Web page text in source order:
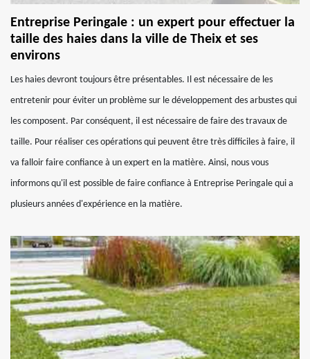
Entreprise Peringale : un expert pour effectuer la
taille des haies dans la ville de Theix et ses
environs
Les haies devront toujours être présentables. Il est nécessaire de les
entretenir pour éviter un problème sur le développement des arbustes qui
les composent. Par conséquent, il est nécessaire de faire des travaux de
taille. Pour réaliser ces opérations qui peuvent être très difficiles à faire, il
va falloir faire confiance à un expert en la matière. Ainsi, nous vous
informons qu'il est possible de faire confiance à Entreprise Peringale qui a
plusieurs années d'expérience en la matière.